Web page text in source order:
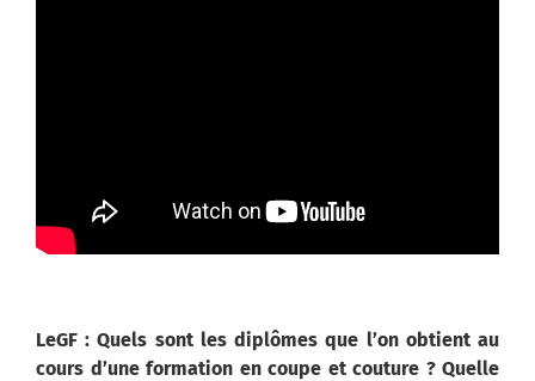
LeGF : Quels sont les diplômes que l’on obtient au
cours d’une formation en coupe et couture ? Quelle